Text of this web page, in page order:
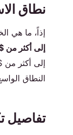
نطاق
إذاً، ما هي
إلى أكثر من
النطاق
تفاصيل